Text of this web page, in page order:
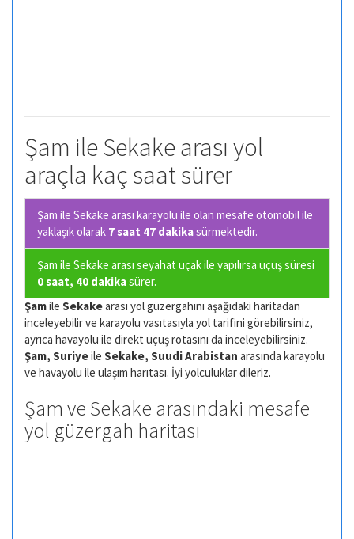
Şam ile Sekake arası yol
araçla kaç saat sürer
Şam ile Sekake arası karayolu ile olan mesafe otomobil ile
yaklaşık olarak 7 saat 47 dakikasürmektedir.
Şam ile Sekake arası seyahat uçak ile yapılırsa uçuş süresi
0 saat, 40 dakikasürer.
Şamile Sekakearası yol güzergahını aşağıdaki haritadan
inceleyebilir ve karayolu vasıtasıyla yol tarifini görebilirsiniz,
ayrıca havayolu ile direkt uçuş rotasını da inceleyebilirsiniz.
Şam, Suriyeile Sekake, Suudi Arabistan arasında karayolu
ve havayolu ile ulaşım harıtası. İyi yolculuklar dileriz.
Şam ve Sekake arasındaki mesafe
yol güzergah haritası